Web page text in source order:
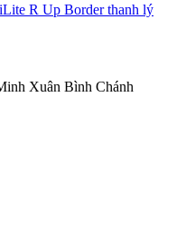
R Up Border thanh lý
Xuân Bình Chánh